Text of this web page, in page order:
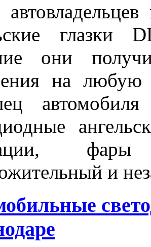
глазки
они
на любую
фары
и